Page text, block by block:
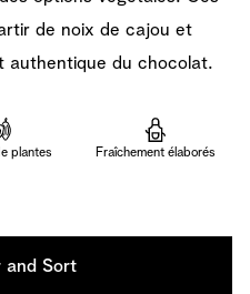
de noix de cajou et
authentique du chocolat.
plantes Fraîchement élaborés
and Sort